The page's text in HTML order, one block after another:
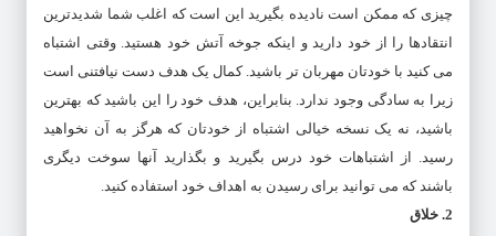
چیزی که ممکن است نادیده بگیرید این است که اغلب شما شدیدترین
انتقادها را از خود دارید و اینکه جوخه آتش خود هستید. وقتی اشتباه
می کنید با خودتان مهربان تر باشید. کمال یک هدف دست نیافتنی است
زیرا به سادگی وجود ندارد. بنابراین، هدف خود را این باشید که بهترین
باشید، نه یک نسخه خیالی اشتباه از خودتان که هرگز به آن نخواهید
رسید. از اشتباهات خود درس بگیرید و بگذارید آنها سوخت دیگری
باشند که می توانید برای رسیدن به اهداف خود استفاده کنید.
2. خلاق